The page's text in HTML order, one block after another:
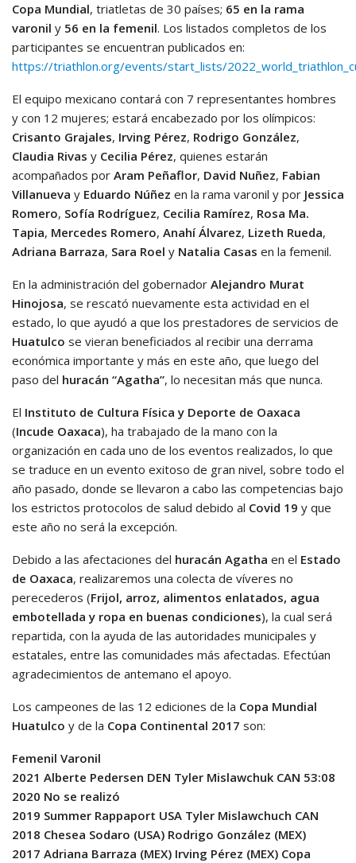
Copa Mundial, triatletas de 30 países; 65 en la rama
varonil y 56 en la femenil. Los listados completos de los
participantes se encuentran publicados en:
https://triathlon.org/events/start_lists/
El equipo mexicano contará con 7 representantes hombres
y con 12 mujeres; estará encabezado por los olímpicos:
Crisanto Grajales, Irving Pérez, Rodrigo González,
Claudia Rivas y Cecilia Pérez, quienes estarán
acompañados por Aram Peñaflor, David Nuñez, Fabian
Villanueva y Eduardo Núñez en la rama varonil y por Jessica
Romero, Sofía Rodríguez, Cecilia Ramírez, Rosa Ma.
Tapia, Mercedes Romero, Anahí Álvarez, Lizeth Rueda,
Adriana Barraza, Sara Roel y Natalia Casas en la femenil.
En la administración del gobernador Alejandro Murat
Hinojosa, se rescató nuevamente esta actividad en el
estado, lo que ayudó a que los prestadores de servicios de
Huatulco se vieran beneficiados al recibir una derrama
económica importante y más en este año, que luego del
paso del huracán “Agatha”, lo necesitan más que nunca.
El Instituto de Cultura Física y Deporte de Oaxaca
(Incude Oaxaca), ha trabajado de la mano con la
organización en cada uno de los eventos realizados, lo que
se traduce en un evento exitoso de gran nivel, sobre todo el
año pasado, donde se llevaron a cabo las competencias bajo
los estrictos protocolos de salud debido al Covid 19 y que
este año no será la excepción.
Debido a las afectaciones del huracán Agatha en el Estado
de Oaxaca, realizaremos una colecta de víveres no
perecederos (Frijol, arroz, alimentos enlatados, agua
embotellada y ropa en buenas condiciones), la cual será
repartida, con la ayuda de las autoridades municipales y
estatales, entre las comunidades más afectadas. Efectúan
agradecimientos de antemano el apoyo.
Los campeones de las 12 ediciones de la Copa Mundial
Huatulco y de la Copa Continental 2017 son:
Femenil Varonil
2021 Alberte Pedersen DEN Tyler Mislawchuk CAN 53:08
2020 No se realizó
2019 Summer Rappaport USA Tyler Mislawchuch CAN
2018 Chesea Sodaro (USA) Rodrigo González (MEX)
2017 Adriana Barraza (MEX) Irving Pérez (MEX) Copa